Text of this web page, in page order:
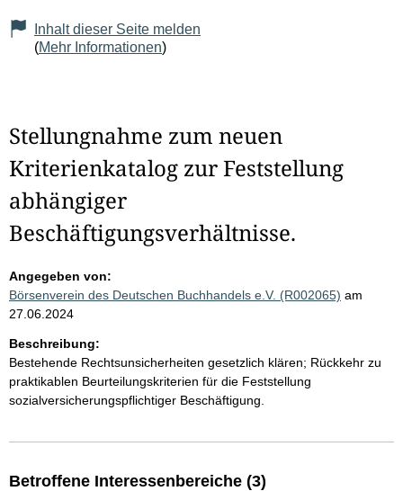
Inhalt dieser Seite melden
(Mehr Informationen)
Stellungnahme zum neuen
Kriterienkatalog zur Feststellung
abhängiger
Beschäftigungsverhältnisse.
Angegeben von:
Börsenverein des Deutschen Buchhandels e.V. (R002065) am
27.06.2024
Beschreibung:
Bestehende Rechtsunsicherheiten gesetzlich klären; Rückkehr zu
praktikablen Beurteilungskriterien für die Feststellung
sozialversicherungspflichtiger Beschäftigung.
Betroffene Interessenbereiche (3)